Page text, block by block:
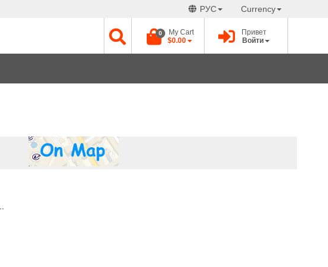
РУС Currency
My Cart
0
$0.00
Привет
Войти